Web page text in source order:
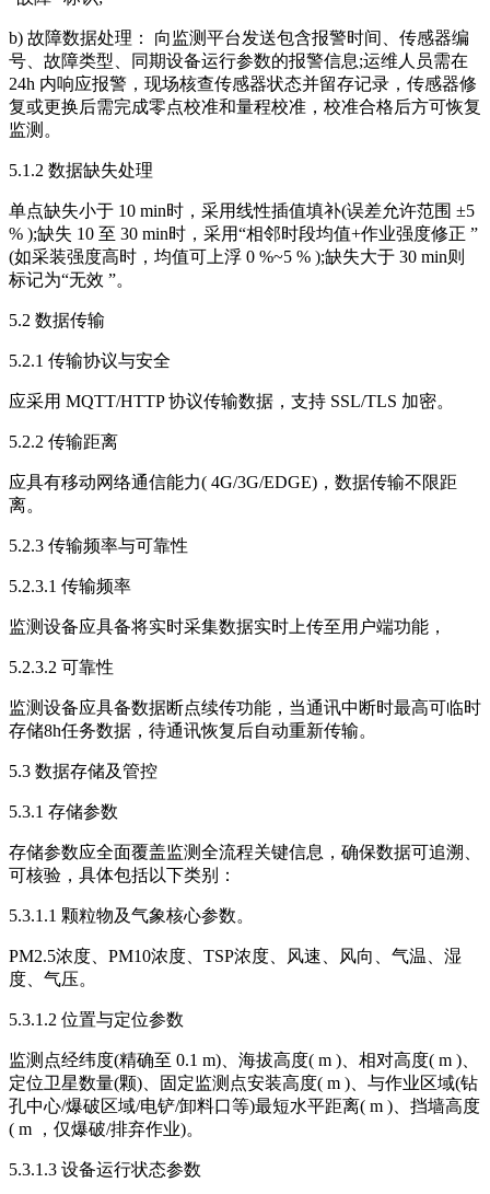
b) 故障数据处理： 向监测平台发送包含报警时间、传感器编
号、故障类型、同期设备运行参数的报警信息;运维人员需在
24h 内响应报警，现场核查传感器状态并留存记录，传感器修
复或更换后需完成零点校准和量程校准，校准合格后方可恢复
监测。
5.1.2 数据缺失处理
单点缺失小于 10 min时，采用线性插值填补(误差允许范围 ±5
% );缺失 10 至 30 min时，采用“相邻时段均值+作业强度修正 ”
(如采装强度高时，均值可上浮 0 %~5 % );缺失大于 30 min则
标记为“无效 ”。
5.2 数据传输
5.2.1 传输协议与安全
应采用 MQTT/HTTP 协议传输数据，支持 SSL/TLS 加密。
5.2.2 传输距离
应具有移动网络通信能力( 4G/3G/EDGE)，数据传输不限距
离。
5.2.3 传输频率与可靠性
5.2.3.1 传输频率
监测设备应具备将实时采集数据实时上传至用户端功能，
5.2.3.2 可靠性
监测设备应具备数据断点续传功能，当通讯中断时最高可临时
存储8h任务数据，待通讯恢复后自动重新传输。
5.3 数据存储及管控
5.3.1 存储参数
存储参数应全面覆盖监测全流程关键信息，确保数据可追溯、
可核验，具体包括以下类别：
5.3.1.1 颗粒物及气象核心参数。
PM2.5浓度、PM10浓度、TSP浓度、风速、风向、气温、湿
度、气压。
5.3.1.2 位置与定位参数
监测点经纬度(精确至 0.1 m)、海拔高度( m )、相对高度( m )、
定位卫星数量(颗)、固定监测点安装高度( m )、与作业区域(钻
孔中心/爆破区域/电铲/卸料口等)最短水平距离( m )、挡墙高度
( m ，仅爆破/排弃作业)。
5.3.1.3 设备运行状态参数